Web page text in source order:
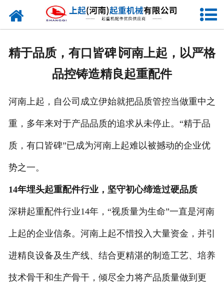
网站首页
资质证书
联系我们
精于品质，有口皆碑∣河南上起，以严格
品控铸造精良起重配件
河南上起，自公司成立伊始就把品质管控当做重中之
重，多年来对于产品品质的追求从未停止。“精于品
质，有口皆碑”已成为河南上起难以被撼动的企业优
势之一。
14年埋头起重配件行业，坚守初心缔造过硬品质
深耕起重配件行业14年，“视质量为生命”一直是河南
上起的企业信条。河南上起不惜投入大量资金，并引
进精良设备及生产线、结合更精湛的制造工艺、培养
技术骨干和生产骨干，倾尽全力将产品质量做到更